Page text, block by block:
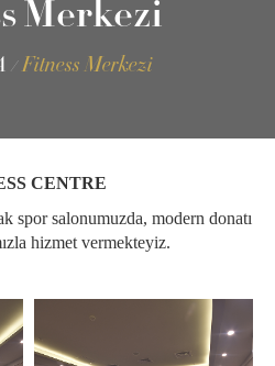
Merkezi
Fitness Merkezi
CENTRE
spor salonumuzda, modern donatı
hizmet vermekteyiz.